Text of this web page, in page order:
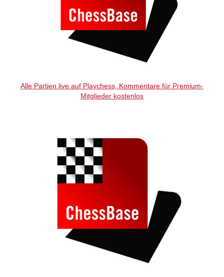
Alle Partien live auf Playchess, Kommentare für Premium-
Mitglieder kostenlos